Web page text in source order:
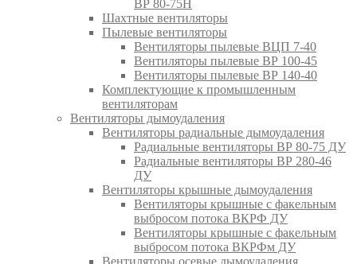
ВР 80-75Н
Шахтные вентиляторы
Пылевые вентиляторы
Вентиляторы пылевые ВЦП 7-40
Вентиляторы пылевые ВР 100-45
Вентиляторы пылевые ВР 140-40
Комплектующие к промышленным
вентиляторам
Вентиляторы дымоудаления
Вентиляторы радиальные дымоудаления
Радиальные вентиляторы ВР 80-75 ДУ
Радиальные вентиляторы ВР 280-46
ДУ
Вентиляторы крышные дымоудаления
Вентиляторы крышные с факельным
выбросом потока ВКРФ ДУ
Вентиляторы крышные с факельным
выбросом потока ВКРФм ДУ
Вентиляторы осевые дымоудаления